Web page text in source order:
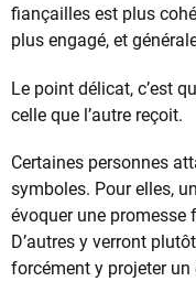
fiançailles est plus
plus engagé, et
Le point délicat, c’est
celle que l’autre reçoit.
Certaines personnes
symboles. Pour elles,
évoquer une promesse
D’autres y verront
forcément y projeter